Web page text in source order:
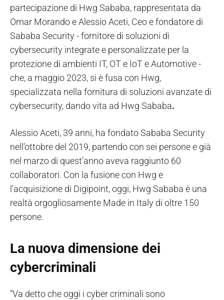
partecipazione di Hwg Sababa, rappresentata da
Omar Morando e Alessio Aceti, Ceo e fondatore di
Sababa Security - fornitore di soluzioni di
cybersecurity integrate e personalizzate per la
protezione di ambienti IT, OT e IoT e Automotive -
che, a maggio 2023, si è fusa con Hwg,
specializzata nella fornitura di soluzioni avanzate di
cybersecurity, dando vita ad Hwg Sababa.
Alessio Aceti, 39 anni, ha fondato Sababa Security
nell’ottobre del 2019, partendo con sei persone e già
nel marzo di quest’anno aveva raggiunto 60
collaboratori. Con la fusione con Hwg e
l’acquisizione di Digipoint, oggi, Hwg Sababa è una
realtà orgogliosamente Made in Italy di oltre 150
persone.
La nuova dimensione dei
cybercriminali
“Va detto che oggi i cyber criminali sono